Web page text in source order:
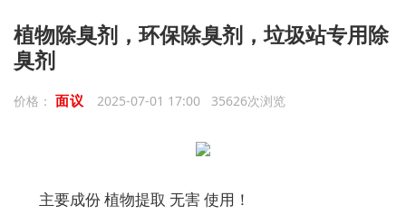
植物除臭剂，环保除臭剂，垃圾站专用除
臭剂
价格： 面议 2025-07-01 17:00 35626次浏览
主要成份 植物提取 无害 使用！